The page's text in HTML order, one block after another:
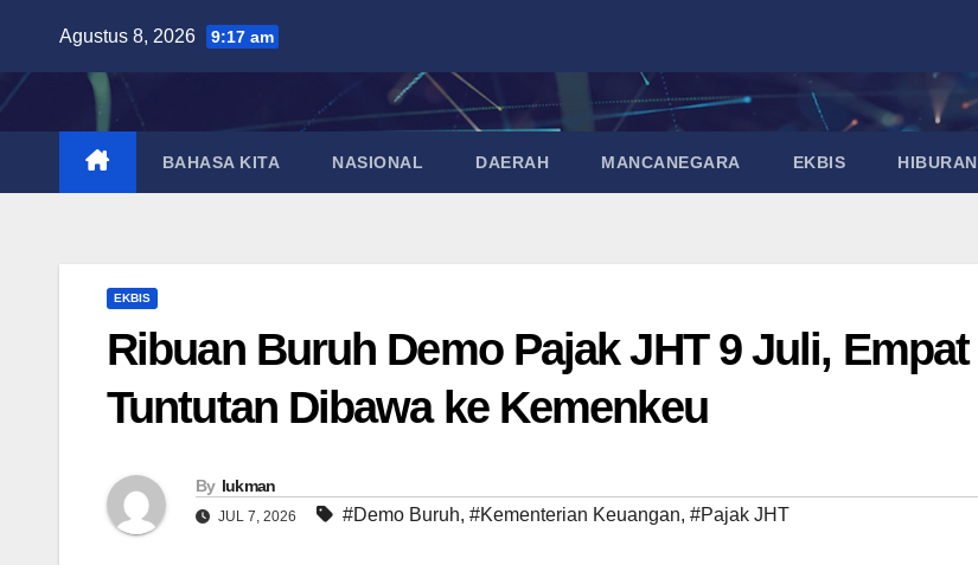
content
Agustus 8, 2026 9:17 am
BAHASA KITA NASIONAL DAERAH MANCANEGARA EKBIS HIBURAN
EKBIS
Ribuan Buruh Demo Pajak JHT 9 Juli, Empat
Tuntutan Dibawa ke Kemenkeu
By lukman
JUL 7, 2026 #Demo Buruh, #Kementerian Keuangan, #Pajak JHT